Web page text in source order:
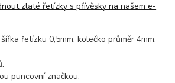
zlaté řetízky s přívěsky na našem e-
řetízku 0,5mm, kolečko průměr 4mm.
puncovní značkou.